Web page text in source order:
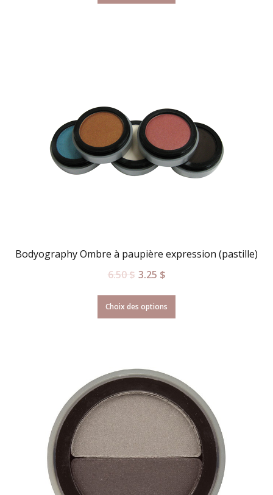
Bodyography Ombre à paupière expression (pastille)
6.50$ 3.25 $
Choix des options